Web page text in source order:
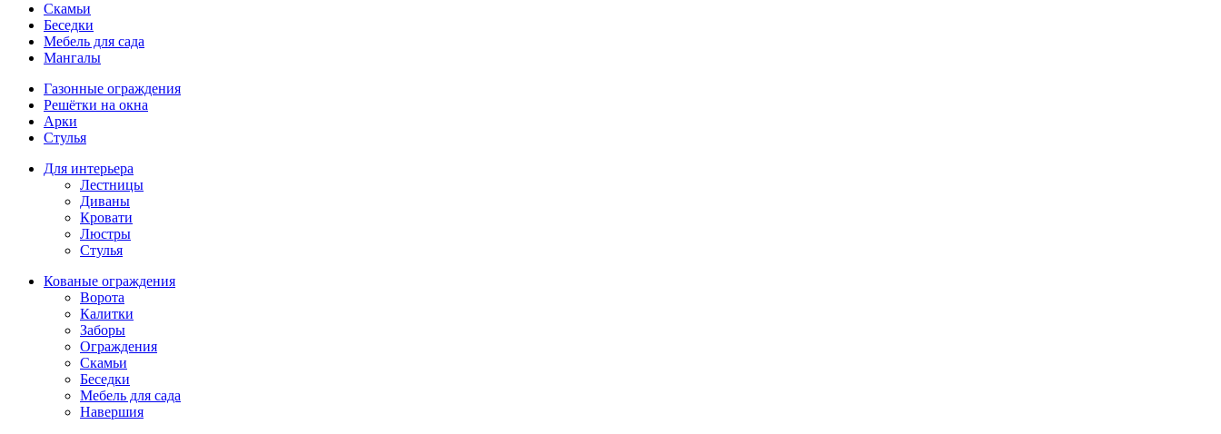
Скамьи
Беседки
Мебель для сада
Мангалы
Газонные ограждения
Решётки на окна
Арки
Стулья
Для интерьера
Лестницы
Диваны
Кровати
Люстры
Стулья
Кованые ограждения
Ворота
Калитки
Заборы
Ограждения
Скамьи
Беседки
Мебель для сада
Навершия